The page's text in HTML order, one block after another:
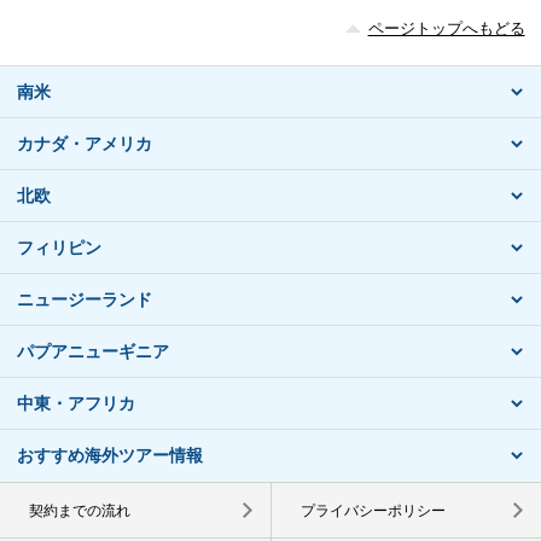
ページトップへもどる
南米
カナダ・アメリカ
北欧
フィリピン
ニュージーランド
パプアニューギニア
中東・アフリカ
おすすめ海外ツアー情報
契約までの流れ プライバシーポリシー